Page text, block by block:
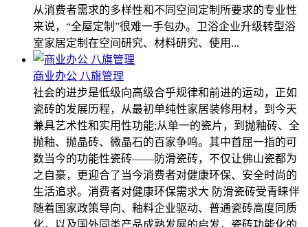
从消费者需求的多样性和不同空间定制所要求的专业性
来说，“全屋定制”很难一手包办。卫浴企业升级转型浴
室家居定制在空间研究、材料研究、使用...
商业办公 八旗管理
社会的进步是低级向高级合乎规律和前进的运动，正如
瓷砖的发展历程，从最初单纯性家居装修用材，到今天
兼具艺术性和实用性功能;从单一的瓷片，到抛釉砖、全
抛釉、抛晶砖、微晶石的百家争鸣。其中首屈一指的可
数当今的功能性瓷砖——防滑瓷砖，不仅让佛山瓷都为
之自豪，更迎合了当今消费者对健康环保、安全时尚的
生活追求。消费者对健康环保需求大 防滑瓷砖受青睐伴
随着国家政策导向、釉料企业驱动、普通瓷砖高度同质
化，以及国外同类产品成熟发展的启发，瓷砖功能化的